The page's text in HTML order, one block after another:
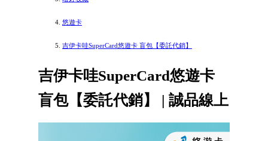
悠遊卡
吉伊卡哇SuperCard悠遊卡 盲包【委託代銷】
吉伊卡哇SuperCard悠遊卡
盲包【委託代銷】 | 誠品線上